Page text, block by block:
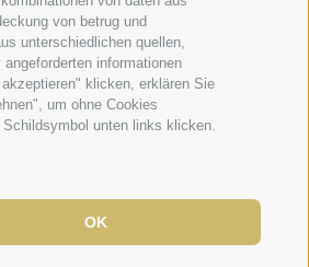
von betrug und
unterschiedlichen quellen,
informationen
klicken, erklären Sie
um ohne Cookies
unten links klicken.
OK